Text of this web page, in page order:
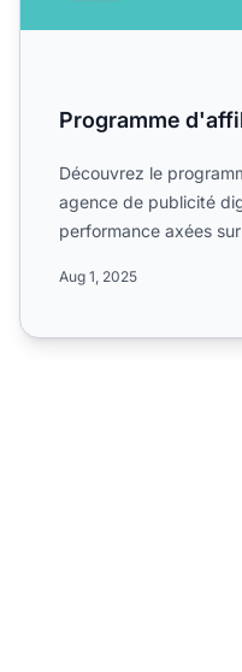
Programme
Découvrez le
agence de publicité
performance axées
Aug 1, 2025